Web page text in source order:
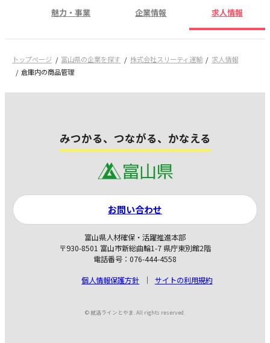
魅力・事業 企業情報 求人情報
トップページ 富山県の企業を探す 株式会社スリーティ運輸
求人情報
倉庫内の商品管理
みつかる、つながる、かなえる
富山県人材確保・活躍推進本部
〒930-8501 富山市新総曲輪1-7 県庁東別館2階
電話番号：076-444-4558
個人情報保護方針
サイトの利用規約
お問い合わせ
© 就活ラインとやま. All rights reserved.